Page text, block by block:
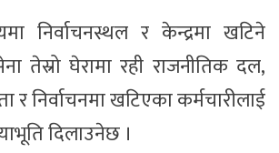
निर्वाचनस्थल र केन्द्रमा खटिने
तेस्रो घेरामा रही राजनीतिक दल,
र निर्वाचनमा खटिएका कर्मचारीलाई
दिलाउनेछ ।